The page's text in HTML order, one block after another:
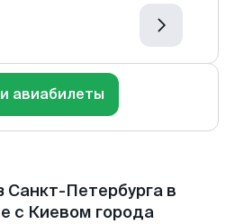
авиабилеты
Санкт-Петербурга в
с Киевом города